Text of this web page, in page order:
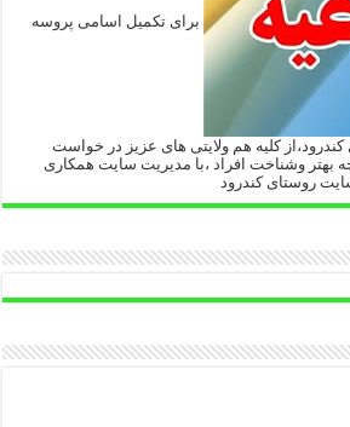
برای تکمیل اسامی پروسه
کلیه هم ولایتی های عزیز در خواست
بهتر وشناخت افراد ،با مدیریت سایت همکاری
روستای کندرود